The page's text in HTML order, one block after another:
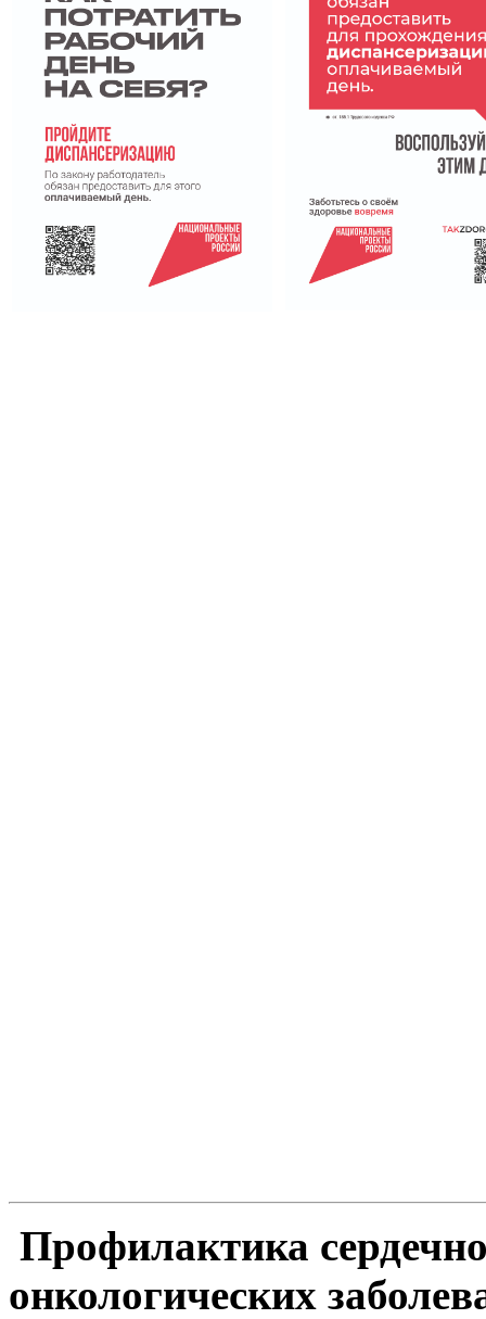
Профилактика
онкологических